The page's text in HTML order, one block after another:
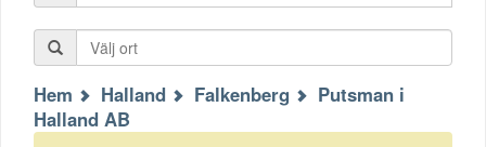
Hem Halland Falkenberg
Putsman i
Halland AB